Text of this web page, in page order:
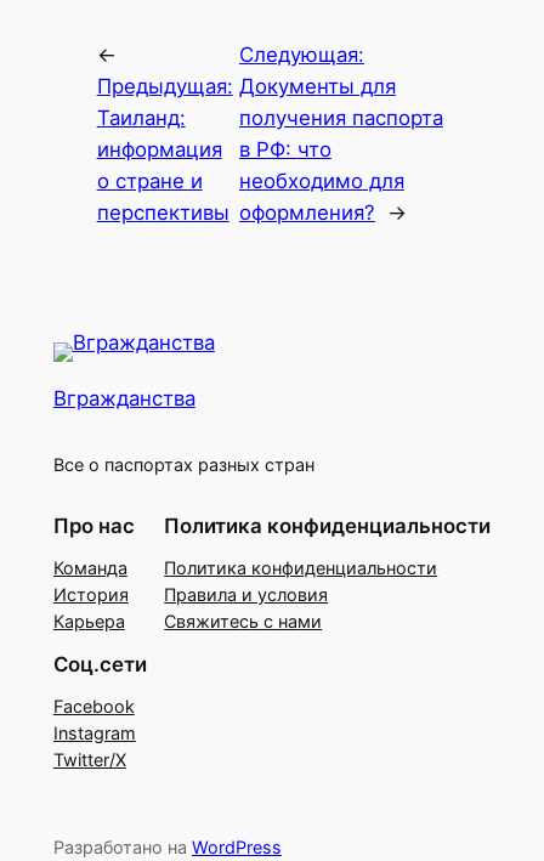
←
Предыдущая:
Таиланд:
информация
о стране и
перспективы
Следующая:
Документы для
получения паспорта
в РФ: что
необходимо для
оформления?
→
Вгражданства
Все о паспортах разных стран
Про нас
Команда
История
Карьера
Политика конфиденциальности
Политика конфиденциальности
Правила и условия
Свяжитесь с нами
Соц.сети
Facebook
Instagram
Twitter/X
Разработано на WordPress